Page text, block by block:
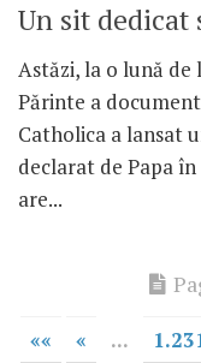
Un sit
Astăzi, la o lună de
Părinte a
Catholica a lansat
declarat de Papa
are...
«« « ...